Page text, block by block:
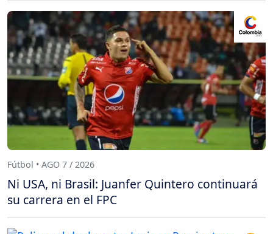
Fútbol • AGO 7 / 2026
Ni USA, ni Brasil: Juanfer Quintero continuará
su carrera en el FPC